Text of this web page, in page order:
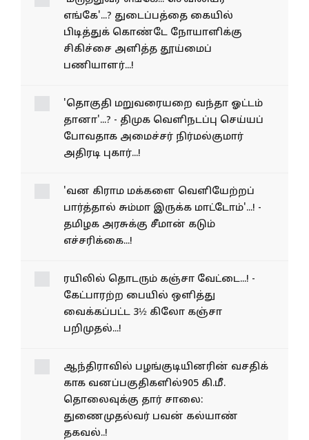
எங்கே'...? துடைப்பத்தை கையில்
பிடித்துக் கொண்டே நோயாளிக்கு
சிகிச்சை அளித்த தூய்மைப்
பணியாளர்...!
'தொகுதி மறுவரையறை வந்தா ஓட்டம்
தானா'...? - திமுக வெளிநடப்பு செய்யப்
போவதாக அமைச்சர் நிர்மல்குமார்
அதிரடி புகார்...!
'வன கிராம மக்களை வெளியேற்றப்
பார்த்தால் சும்மா இருக்க மாட்டோம்'...! -
தமிழக அரசுக்கு சீமான் கடும்
எச்சரிக்கை...!
ரயிலில் தொடரும் கஞ்சா வேட்டை...! -
கேட்பாரற்ற பையில் ஒளித்து
வைக்கப்பட்ட 3½ கிலோ கஞ்சா
பறிமுதல்...!
ஆந்திராவில் பழங்​குடி​யினரின் வசதிக்​
காக வனப்​பகு​தி​களில்905 கி.மீ.
தொலைவுக்கு தார் சாலை:
துணைமுதல்வர் பவன் கல்யாண்
தகவல்..!